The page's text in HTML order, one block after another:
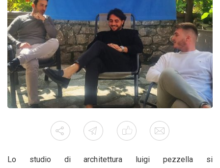
Lo studio di architettura luigi pezzella si